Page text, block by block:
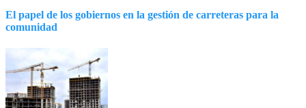
El papel de los gobiernos en la gestión de carreteras para la
comunidad